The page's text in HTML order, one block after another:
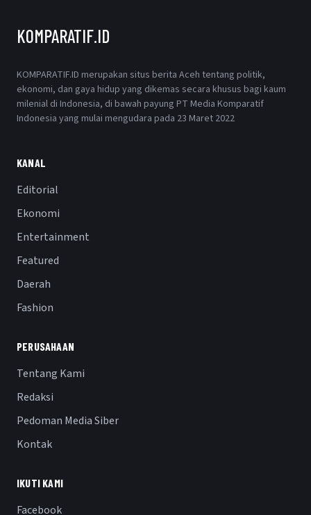
KOMPARATIF.ID
KOMPARATIF.ID merupakan situs berita Aceh tentang politik,
ekonomi, dan gaya hidup yang dikemas secara khusus bagi kaum
milenial di Indonesia, di bawah payung PT Media Komparatif
Indonesia yang mulai mengudara pada 23 Maret 2022
KANAL
Editorial
Ekonomi
Entertainment
Featured
Daerah
Fashion
PERUSAHAAN
Tentang Kami
Redaksi
Pedoman Media Siber
Kontak
IKUTI KAMI
Facebook